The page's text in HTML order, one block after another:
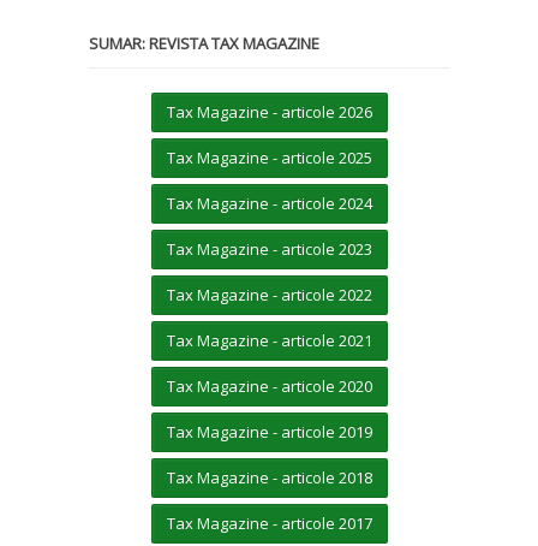
SUMAR: REVISTA TAX MAGAZINE
Tax Magazine - articole 2026
Tax Magazine - articole 2025
Tax Magazine - articole 2024
Tax Magazine - articole 2023
Tax Magazine - articole 2022
Tax Magazine - articole 2021
Tax Magazine - articole 2020
Tax Magazine - articole 2019
Tax Magazine - articole 2018
Tax Magazine - articole 2017